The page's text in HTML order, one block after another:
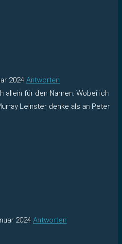
2024 Antworten
allein für den Namen. Wobei ich
Leinster denke als an Peter
2024 Antworten